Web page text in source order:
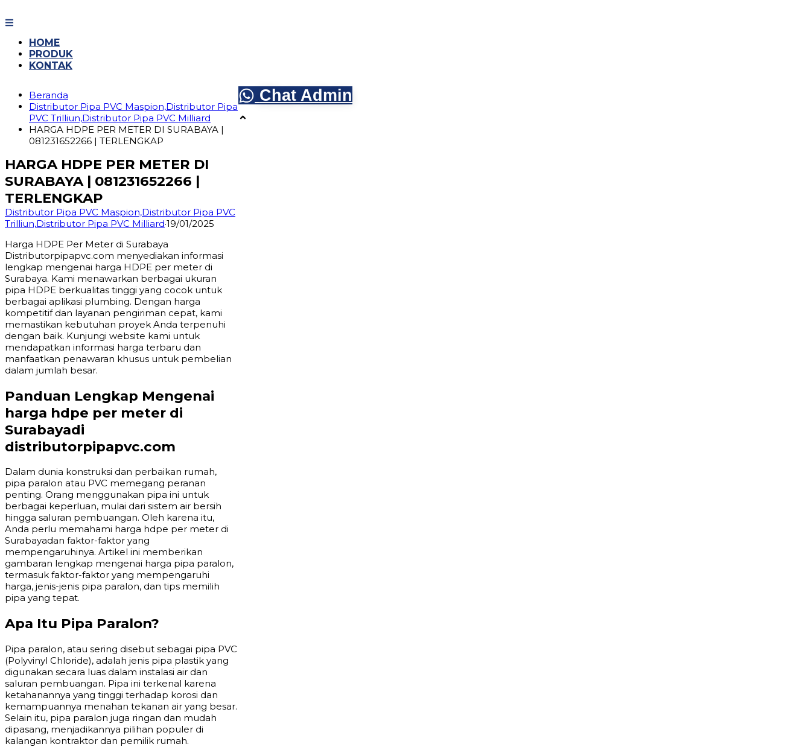
ke
HOME
PRODUK
KONTAK
Beranda
Distributor Pipa PVC Maspion,Distributor Pipa
PVC Trilliun,Distributor Pipa PVC Milliard
HARGA HDPE PER METER DI SURABAYA |
081231652266 | TERLENGKAP
HARGA HDPE PER METER DI
SURABAYA | 081231652266 |
TERLENGKAP
Distributor Pipa PVC Maspion,Distributor Pipa PVC
Trilliun,Distributor Pipa PVC Milliard·19/01/2025
Harga HDPE Per Meter di Surabaya
Distributorpipapvc.com menyediakan informasi
lengkap mengenai harga HDPE per meter di
Surabaya. Kami menawarkan berbagai ukuran
pipa HDPE berkualitas tinggi yang cocok untuk
berbagai aplikasi plumbing. Dengan harga
kompetitif dan layanan pengiriman cepat, kami
memastikan kebutuhan proyek Anda terpenuhi
dengan baik. Kunjungi website kami untuk
mendapatkan informasi harga terbaru dan
manfaatkan penawaran khusus untuk pembelian
dalam jumlah besar.
Panduan Lengkap Mengenai
harga hdpe per meter di
Surabayadi
distributorpipapvc.com
Dalam dunia konstruksi dan perbaikan rumah,
pipa paralon atau PVC memegang peranan
penting. Orang menggunakan pipa ini untuk
berbagai keperluan, mulai dari sistem air bersih
hingga saluran pembuangan. Oleh karena itu,
Anda perlu memahami harga hdpe per meter di
Surabayadan faktor-faktor yang
mempengaruhinya. Artikel ini memberikan
gambaran lengkap mengenai harga pipa paralon,
termasuk faktor-faktor yang mempengaruhi
harga, jenis-jenis pipa paralon, dan tips memilih
pipa yang tepat.
Apa Itu Pipa Paralon?
Pipa paralon, atau sering disebut sebagai pipa PVC
(Polyvinyl Chloride), adalah jenis pipa plastik yang
digunakan secara luas dalam instalasi air dan
saluran pembuangan. Pipa ini terkenal karena
ketahanannya yang tinggi terhadap korosi dan
kemampuannya menahan tekanan air yang besar.
Selain itu, pipa paralon juga ringan dan mudah
dipasang, menjadikannya pilihan populer di
kalangan kontraktor dan pemilik rumah.
Chat Admin